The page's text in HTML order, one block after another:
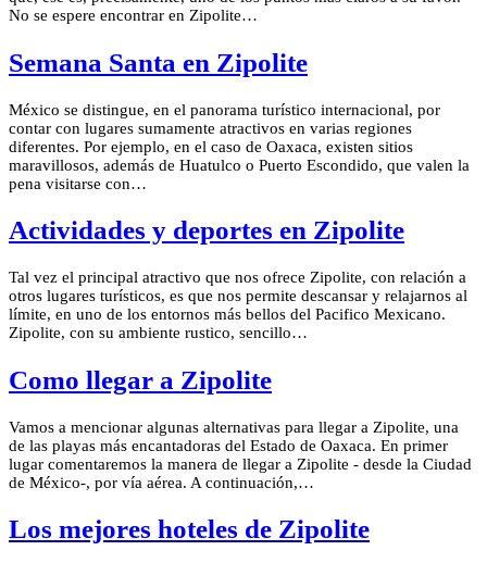
No se espere encontrar en Zipolite…
Semana Santa en Zipolite
México se distingue, en el panorama turístico internacional, por
contar con lugares sumamente atractivos en varias regiones
diferentes. Por ejemplo, en el caso de Oaxaca, existen sitios
maravillosos, además de Huatulco o Puerto Escondido, que valen la
pena visitarse con…
Actividades y deportes en Zipolite
Tal vez el principal atractivo que nos ofrece Zipolite, con relación a
otros lugares turísticos, es que nos permite descansar y relajarnos al
límite, en uno de los entornos más bellos del Pacifico Mexicano.
Zipolite, con su ambiente rustico, sencillo…
Como llegar a Zipolite
Vamos a mencionar algunas alternativas para llegar a Zipolite, una
de las playas más encantadoras del Estado de Oaxaca. En primer
lugar comentaremos la manera de llegar a Zipolite - desde la Ciudad
de México-, por vía aérea. A continuación,…
Los mejores hoteles de Zipolite